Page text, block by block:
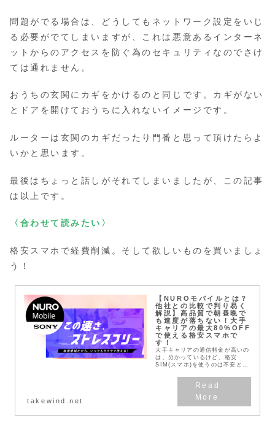
問題がでる場合は、どうしてもネットワーク設定をいじ
る必要がでてしまいますが、これは悪意あるインターネ
ットからのアクセスを防ぐ為のセキュリティなのでさけ
ては通れません。
おうちの玄関にカギをかけるのと同じです。カギがない
とドアを開けておうちに入れないイメージです。
ルーターは玄関のカギだったり門番と思って頂けたらよ
いかと思います。
最後はちょっと話しがそれてしまいましたが、この記事
は以上です。
〈合わせて読みたい〉
格安スマホで経費削減。そして欲しいものを買いましょ
う！
【NUROモバイルとは？
他社との比較で判り易く
解説】高品質で朝昼晩で
も速度が落ちない！大手
キャリアの最大80%OFF
で使える格安スマホで
す！
大手キャリアの通信料金が高いの
は、分かっているけど、格安
SIM(スマホ)を使うのは不安とい
NUROモバイルは、専用帯域を
使った通信品質の高い...
takewind.net